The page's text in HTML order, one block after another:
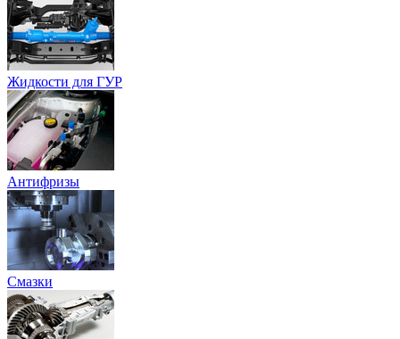
Жидкости для ГУР
Антифризы
Смазки